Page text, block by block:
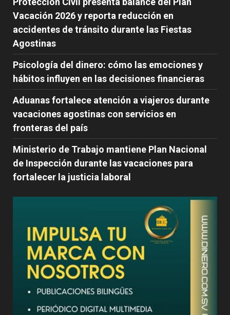
Vacación 2026 y reporta reducción en
accidentes de tránsito durante las Fiestas
Agostinas
Psicología del dinero: cómo las emociones y
hábitos influyen en las decisiones financieras
Aduanas fortalece atención a viajeros durante
vacaciones agostinas con servicios en
fronteras del país
Ministerio de Trabajo mantiene Plan Nacional
de Inspección durante las vacaciones para
fortalecer la justicia laboral